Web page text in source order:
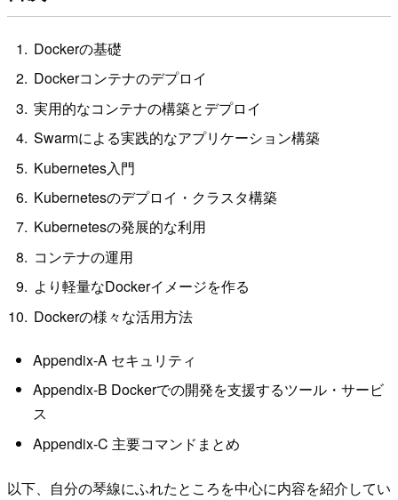
Dockerの基礎
Dockerコンテナのデプロイ
実用的なコンテナの構築とデプロイ
Swarmによる実践的なアプリケーション構築
Kubernetes入門
Kubernetesのデプロイ・クラスタ構築
Kubernetesの発展的な利用
コンテナの運用
より軽量なDockerイメージを作る
Dockerの様々な活用方法
Appendix-A セキュリティ
Appendix-B Dockerでの開発を支援するツール・サービ
ス
Appendix-C 主要コマンドまとめ
以下、自分の琴線にふれたところを中心に内容を紹介してい